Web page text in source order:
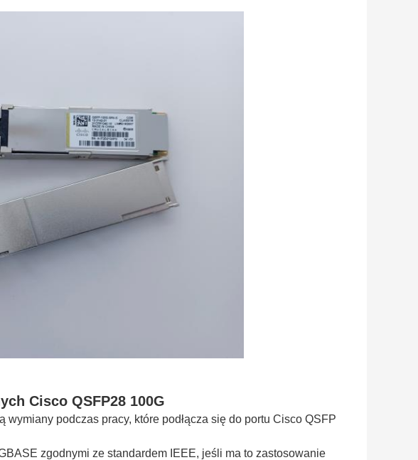
Cisco QSFP28 100G
podczas pracy, które podłącza się do portu Cisco QSFP
zgodnymi ze standardem IEEE, jeśli ma to zastosowanie